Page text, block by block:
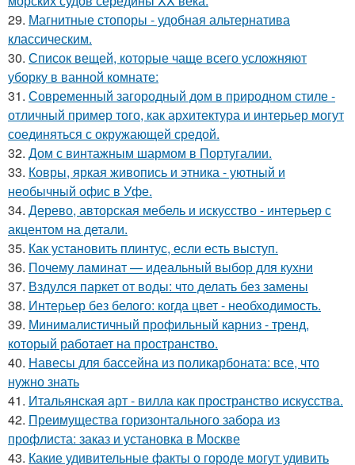
29. Магнитные стопоры - удобная альтернатива
классическим.
30. Список вещей, которые чаще всего усложняют
уборку в ванной комнате:
31. Современный загородный дом в природном стиле -
отличный пример того, как архитектура и интерьер могут
соединяться с окружающей средой.
32. Дом с винтажным шармом в Португалии.
33. Ковры, яркая живопись и этника - уютный и
необычный офис в Уфе.
34. Дерево, авторская мебель и искусство - интерьер с
акцентом на детали.
35. Как установить плинтус, если есть выступ.
36. Почему ламинат — идеальный выбор для кухни
37. Вздулся паркет от воды: что делать без замены
38. Интерьер без белого: когда цвет - необходимость.
39. Минималистичный профильный карниз - тренд,
который работает на пространство.
40. Навесы для бассейна из поликарбоната: все, что
нужно знать
41. Итальянская арт - вилла как пространство искусства.
42. Преимущества горизонтального забора из
профлиста: заказ и установка в Москве
43. Какие удивительные факты о городе могут удивить